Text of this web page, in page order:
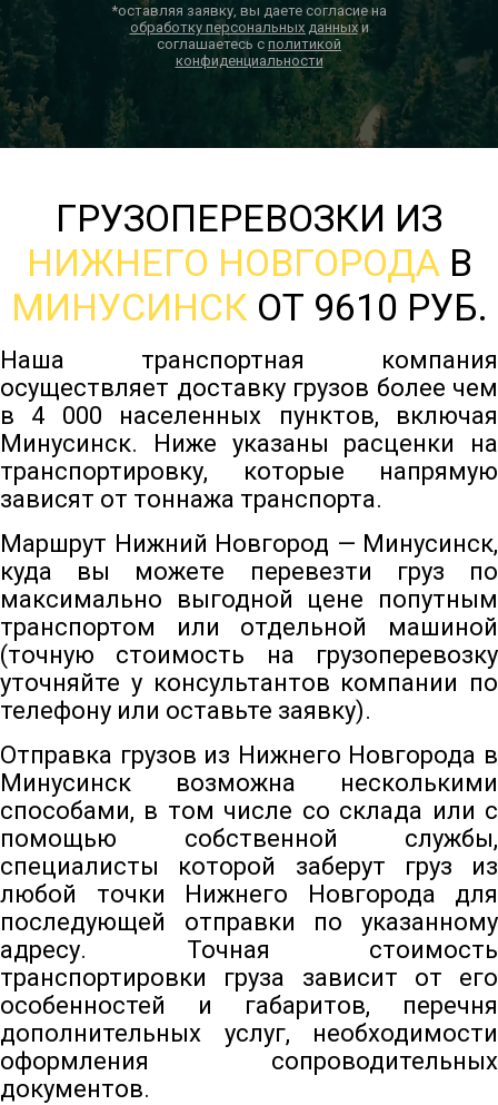
*оставляя заявку, вы даете согласие на
обработку персональных данныхи
соглашаетесь с политикой
конфиденциальности
ГРУЗОПЕРЕВОЗКИ ИЗ
НИЖНЕГО НОВГОРОДАВ
МИНУСИНСКОТ 9610 РУБ.
Наша транспортная компания
осуществляет доставку грузов более чем
в 4 000 населенных пунктов, включая
Минусинск. Ниже указаны расценки на
транспортировку, которые напрямую
зависят от тоннажа транспорта.
Маршрут Нижний Новгород — Минусинск,
куда вы можете перевезти груз по
максимально выгодной цене попутным
транспортом или отдельной машиной
(точную стоимость на грузоперевозку
уточняйте у консультантов компании по
телефону или оставьте заявку).
Отправка грузов из Нижнего Новгорода в
Минусинск возможна несколькими
способами, в том числе со склада или с
помощью собственной службы,
специалисты которой заберут груз из
любой точки Нижнего Новгорода для
последующей отправки по указанному
адресу. Точная стоимость
транспортировки груза зависит от его
особенностей и габаритов, перечня
дополнительных услуг, необходимости
оформления сопроводительных
документов.